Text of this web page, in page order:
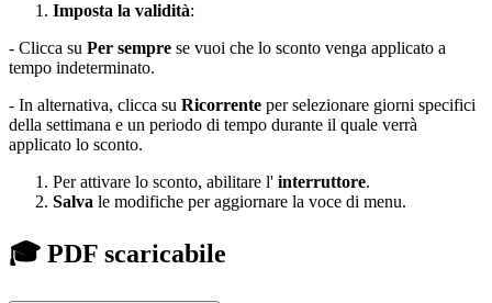
Imposta la validità:
- Clicca su Per sempre se vuoi che lo sconto venga applicato a
tempo indeterminato.
- In alternativa, clicca su Ricorrente per selezionare giorni specifici
della settimana e un periodo di tempo durante il quale verrà
applicato lo sconto.
Per attivare lo sconto, abilitare l' interruttore.
Salva le modifiche per aggiornare la voce di menu.
🎓 PDF scaricabile